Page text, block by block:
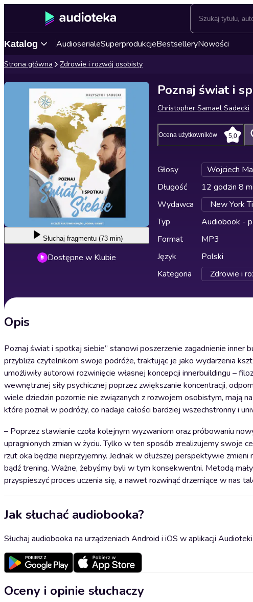
Katalog AudioserialeSuperprodukcjeBestselleryNowości
Strona główna Zdrowie i rozwój osobisty
Słuchaj fragmentu (73 min)
Dostępne w Klubie
Poznaj świat i
Christopher Samael Sadecki
Ocena użytkowników 5,0
Głosy
Wojciech
Długość
12 godzin 8
Wydawca
New York
Typ
Audiobook -
Format
MP3
Język
Polski
Kategoria
Zdrowie i
Opis
Poznaj świat i spotkaj siebie” stanowi poszerzenie zagadnienie inner
przybliża czytelnikom swoje podróże, traktując je jako wydarzenia
umożliwiły autorowi rozwinięcie własnej koncepcji innerbuildingu –
wewnętrznej siły psychicznej poprzez zwiększanie koncentracji,
wiele dziedzin pozornie nie związanych z rozwojem osobistym, mają
które poznał w podróży, co nadaje całości bardziej wszechstronny i
– Poprzez stawianie czoła kolejnym wyzwaniom oraz próbowaniu
upragnionych zmian w życiu. Tylko w ten sposób zrealizujemy
rzut oka będzie nieprzyjemny. Jednak w dłuższej perspektywie
bądź trening. Ważne, żebyśmy byli w tym konsekwentni. Metodą
przyspieszyć proces uczenia się, a nawet rozwinąć drzemiące w nas
Jak słuchać audiobooka?
Słuchaj audiobooka na urządzeniach Android i iOS w aplikacji Audioteki
Oceny i opinie słuchaczy